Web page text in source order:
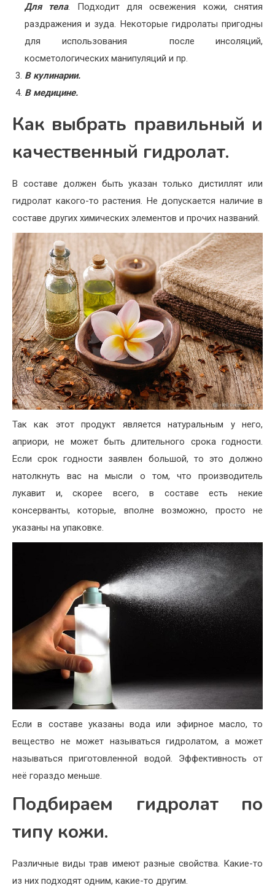
Для тела. Подходит для освежения кожи, снятия
раздражения и зуда. Некоторые гидролаты пригодны
для использования после инсоляций,
косметологических манипуляций и пр.
В кулинарии.
В медицине.
Как выбрать правильный и
качественный гидролат.
В составе должен быть указан только дистиллят или
гидролат какого-то растения. Не допускается наличие в
составе других химических элементов и прочих названий.
Так как этот продукт является натуральным у него,
априори, не может быть длительного срока годности.
Если срок годности заявлен большой, то это должно
натолкнуть вас на мысли о том, что производитель
лукавит и, скорее всего, в составе есть некие
консерванты, которые, вполне возможно, просто не
указаны на упаковке.
Если в составе указаны вода или эфирное масло, то
вещество не может называться гидролатом, а может
называться приготовленной водой. Эффективность от
неё гораздо меньше.
Подбираем гидролат по
типу кожи.
Различные виды трав имеют разные свойства. Какие-то
из них подходят одним, какие-то другим.